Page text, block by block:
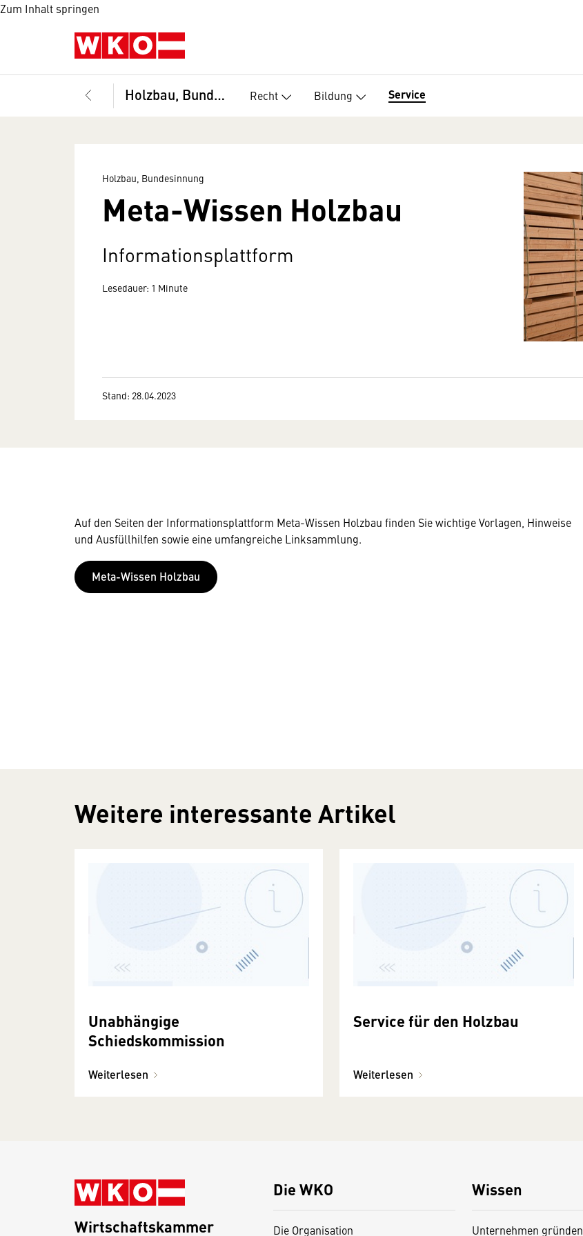
Zum Inhalt springen
Holzbau, Bundesinnung Recht Bildung Service
Holzbau, Bundesinnung
Meta-Wissen Holzbau
Informationsplattform
Lesedauer: 1 Minute
Stand: 28.04.2023
Auf den Seiten der Informationsplattform Meta-Wissen Holzbau finden Sie wichtige Vorlagen, Hinweise
und Ausfüllhilfen sowie eine umfangreiche Linksammlung.
Meta-Wissen Holzbau
Weitere interessante Artikel
Unabhängige
Schiedskommission
Weiterlesen
Service für den Holzbau
Weiterlesen
Die WKO
Die Organisation
Wissen
Unternehmen gründen
Wirtschaftskammer